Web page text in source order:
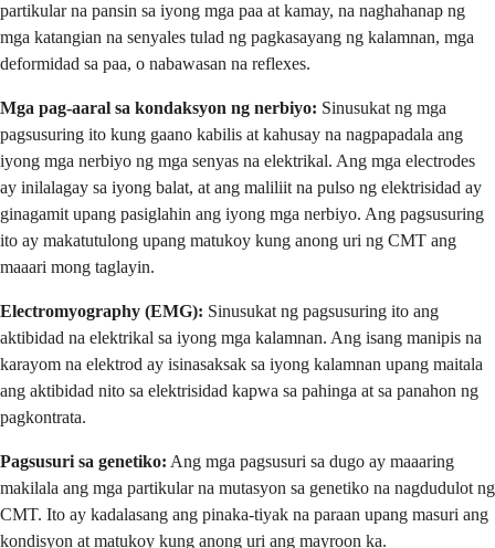
partikular na pansin sa iyong mga paa at kamay, na naghahanap ng
mga katangian na senyales tulad ng pagkasayang ng kalamnan, mga
deformidad sa paa, o nabawasan na reflexes.
Mga pag-aaral sa kondaksyon ng nerbiyo: Sinusukat ng mga
pagsusuring ito kung gaano kabilis at kahusay na nagpapadala ang
iyong mga nerbiyo ng mga senyas na elektrikal. Ang mga electrodes
ay inilalagay sa iyong balat, at ang maliliit na pulso ng elektrisidad ay
ginagamit upang pasiglahin ang iyong mga nerbiyo. Ang pagsusuring
ito ay makatutulong upang matukoy kung anong uri ng CMT ang
maaari mong taglayin.
Electromyography (EMG): Sinusukat ng pagsusuring ito ang
aktibidad na elektrikal sa iyong mga kalamnan. Ang isang manipis na
karayom na elektrod ay isinasaksak sa iyong kalamnan upang maitala
ang aktibidad nito sa elektrisidad kapwa sa pahinga at sa panahon ng
pagkontrata.
Pagsusuri sa genetiko: Ang mga pagsusuri sa dugo ay maaaring
makilala ang mga partikular na mutasyon sa genetiko na nagdudulot ng
CMT. Ito ay kadalasang ang pinaka-tiyak na paraan upang masuri ang
kondisyon at matukoy kung anong uri ang mayroon ka.